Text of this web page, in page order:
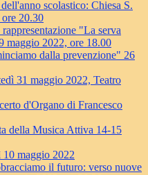
scolastico: Chiesa S.
20.30
"La serva
maggio 2022, ore 18.00
dalla prevenzione" 26
31 maggio 2022, Teatro
d'Organo di Francesco
della Musica Attiva 14-15
maggio 2022
il futuro: verso nuove